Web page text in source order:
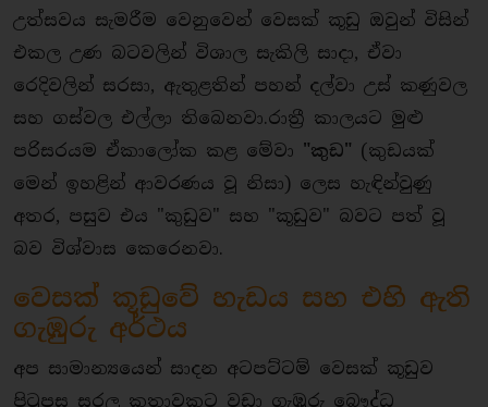
උත්සවය සැමරීම වෙනුවෙන් වෙසක් කූඩු ඔවුන් විසින්
එකල උණ බටවලින් විශාල සැකිලි සාදා, ඒවා
රෙදිවලින් සරසා, ඇතුළතින් පහන් දල්වා උස් කණුවල
සහ ගස්වල එල්ලා තිබෙනවා.​රාත්‍රී කාලයට මුළු
පරිසරයම ඒකාලෝක කළ මේවා "කුඩ" (කුඩයක්
මෙන් ඉහළින් ආවරණය වූ නිසා) ලෙස හැඳින්වුණු
අතර, පසුව එය "කුඩුව" සහ "කූඩුව" බවට පත් වූ
බව විශ්වාස කෙරෙනවා.
​වෙසක් කූඩුවේ හැඩය සහ එහි ඇති
ගැඹුරු අර්ථය
​අප සාමාන්‍යයෙන් සාදන අටපට්ටම් වෙසක් කූඩුව
පිටුපස සරල කතාවකට වඩා ගැඹුරු බෞද්ධ